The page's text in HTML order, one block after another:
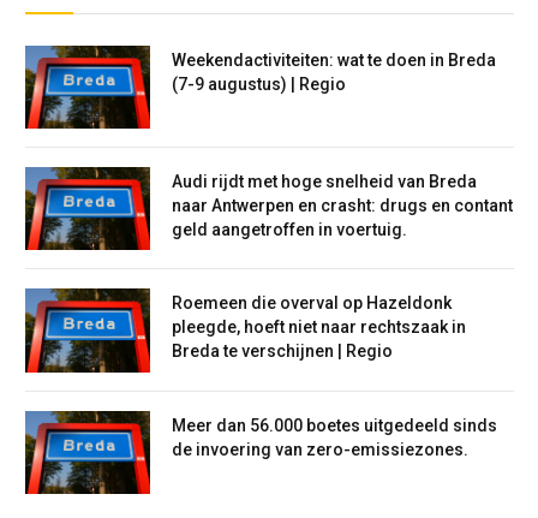
Weekendactiviteiten: wat te doen in Breda
(7-9 augustus) | Regio
Audi rijdt met hoge snelheid van Breda
naar Antwerpen en crasht: drugs en contant
geld aangetroffen in voertuig.
Roemeen die overval op Hazeldonk
pleegde, hoeft niet naar rechtszaak in
Breda te verschijnen | Regio
Meer dan 56.000 boetes uitgedeeld sinds
de invoering van zero-emissiezones.